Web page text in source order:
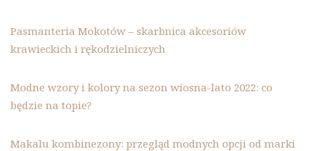
Pasmanteria Mokotów – skarbnica akcesoriów
krawieckich i rękodzielniczych
Modne wzory i kolory na sezon wiosna-lato 2022: co
będzie na topie?
Makalu kombinezony: przegląd modnych opcji od marki